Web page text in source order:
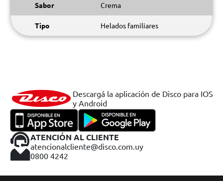
Sabor Crema
Tipo Helados familiares
Descargá la aplicación de Disco para IOS
y Android
ATENCIÓN AL CLIENTE
atencionalcliente@disco.com.uy
0800 4242